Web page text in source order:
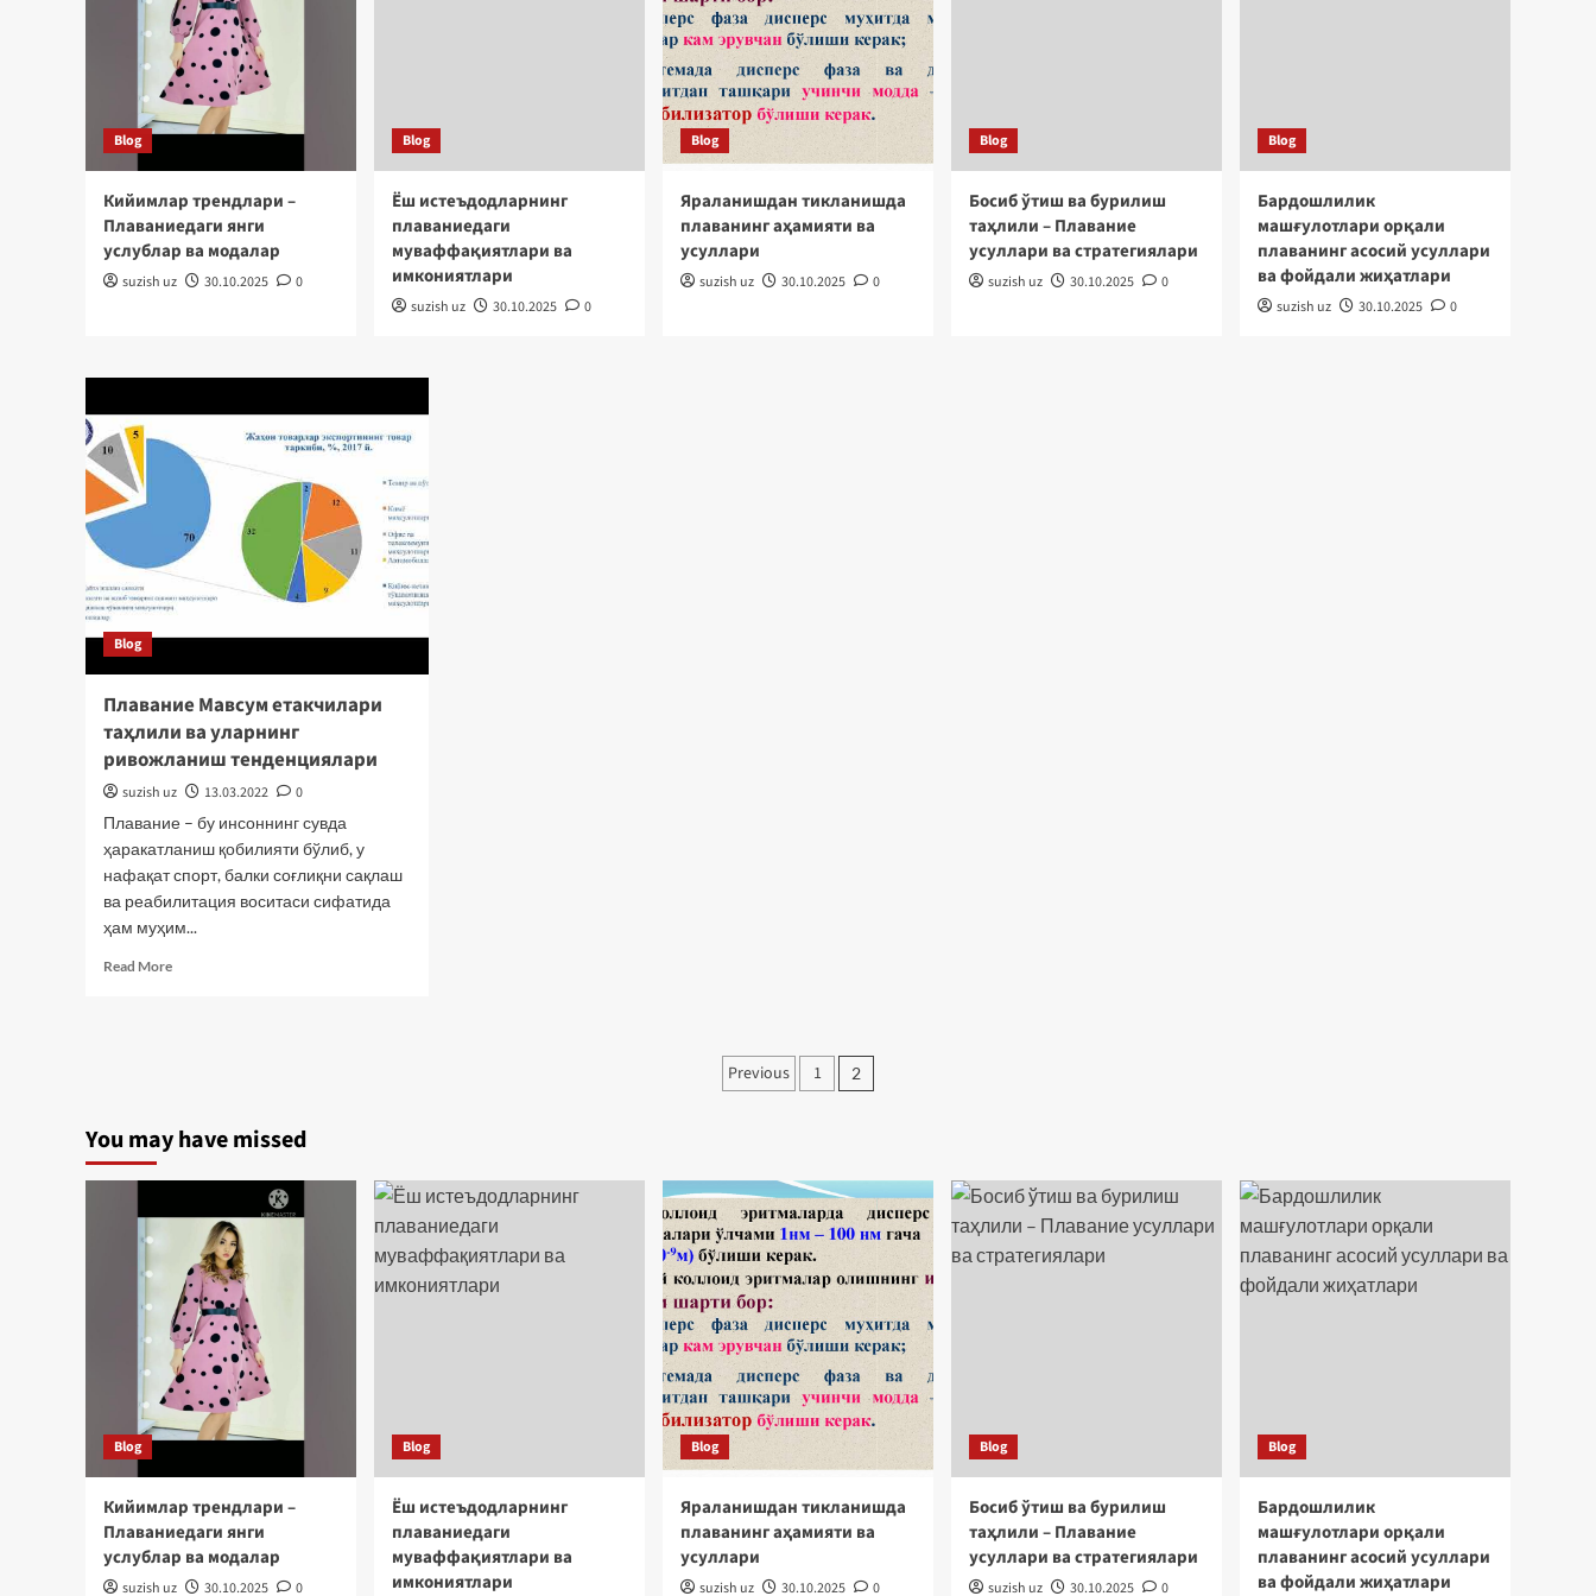
2
Blog
Ёш истеъдодларнинг
плаваниедаги
муваффақиятлари ва
имкониятлари
Blog
Кийимлар трендлари –
Плаваниедаги янги
услублар ва модалар
suzish uz 30.10.2025 0
Blog
Ёш истеъдодларнинг
плаваниедаги
муваффақиятлари ва
имкониятлари
suzish uz 30.10.2025 0
Blog
Яраланишдан тикланишда
плаванинг аҳамияти ва
усуллари
suzish uz 30.10.2025 0
Blog
Босиб ўтиш ва бурилиш
таҳлили – Плавание
усуллари ва стратегиялари
suzish uz 30.10.2025 0
Blog
Бардошлилик
машғулотлари орқали
плаванинг асосий усуллари
ва фойдали жиҳатлари
suzish uz 30.10.2025 0
Blog
Плавание Мавсум етакчилари
таҳлили ва уларнинг
ривожланиш тенденциялари
suzish uz 13.03.2022
0
Плавание – бу инсоннинг сувда
ҳаракатланиш қобилияти бўлиб, у
нафақат спорт, балки соғлиқни сақлаш
ва реабилитация воситаси сифатида
ҳам муҳим...
Read MoreRead
уларнинг
тенденциялари
Posts
Previous 1 2
You may have missed
Blog
Кийимлар трендлари –
Плаваниедаги янги
услублар ва модалар
suzish uz 30.10.2025 0
Blog
Ёш истеъдодларнинг
плаваниедаги
муваффақиятлари ва
имкониятлари
Blog
Яраланишдан тикланишда
плаванинг аҳамияти ва
усуллари
suzish uz 30.10.2025 0
Blog
Босиб ўтиш ва бурилиш
таҳлили – Плавание
усуллари ва стратегиялари
suzish uz 30.10.2025 0
Blog
Бардошлилик
машғулотлари орқали
плаванинг асосий усуллари
ва фойдали жиҳатлари